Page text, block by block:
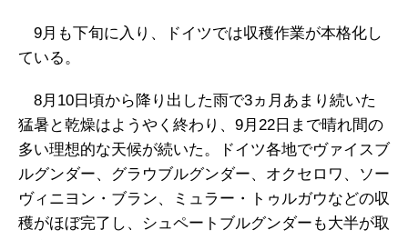
9月も下旬に入り、ドイツでは収穫作業が本格化し
ている。
8月10日頃から降り出した雨で3ヵ月あまり続いた
猛暑と乾燥はようやく終わり、9月22日まで晴れ間の
多い理想的な天候が続いた。ドイツ各地でヴァイスブ
ルグンダー、グラウブルグンダー、オクセロワ、ソー
ヴィニヨン・ブラン、ミュラー・トゥルガウなどの収
穫がほぼ完了し、シュペートブルグンダーも大半が取